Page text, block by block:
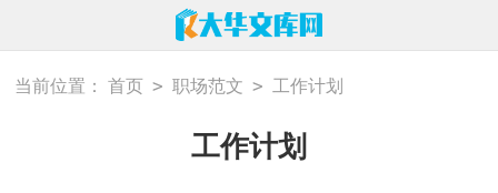
当前位置： 首页 > 职场范文 > 工作计划
工作计划